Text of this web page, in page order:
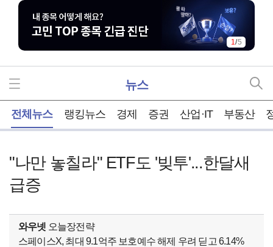
1/5
뉴스
전체뉴스 랭킹뉴스 경제 증권 산업·IT 부동산
"나만 놓칠라" ETF도 '빚투'...한달새
급증
와우넷 오늘장전략
스페이스X, 최대 9.1억주 보호예수 해제 우려 딛고 6.14%